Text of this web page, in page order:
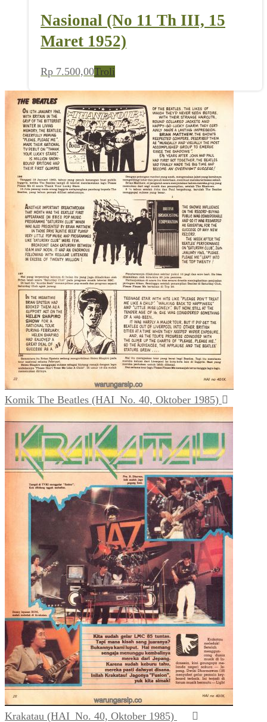
Nasional (No 11 Th III, 15
Maret 1952)
Rp 7.500,00Troli
Komik The Beatles (HAI_No. 40, Oktober 1985)
Krakatau (HAI_No. 40, Oktober 1985)